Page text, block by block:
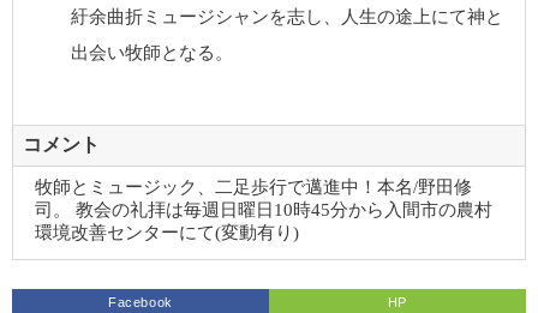
紆余曲折ミュージシャンを志し、人生の途上にて神と
出会い牧師となる。
コメント
牧師とミュージック、二足歩行で邁進中！本名/野田修
司。 教会の礼拝は毎週日曜日10時45分から入間市の農村
環境改善センターにて(変動有り)
Facebook HP